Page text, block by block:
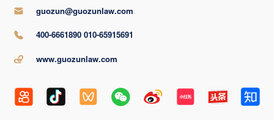
guozun@guozunlaw.com
400-6661890 010-65915691
www.guozunlaw.com